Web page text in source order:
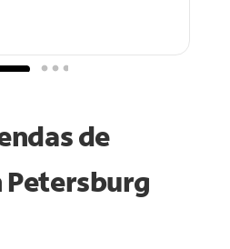
de
Petersburg